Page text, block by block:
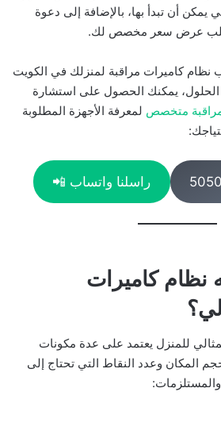
يمكن أن تبدأ بها، بالإضافة إلى دعوة
لطلب عرض سعر مخصص لك.
نظام كاميرات مراقبة لمنزلك في الكويت
الحلول، يمكنك الحصول على استشارة
متخصص لمعرفة الأجهزة المطلوبة
راسلنا واتساب 📲
نظام كاميرات
للمنزل يعتمد على عدة مكونات
المكان وعدد النقاط التي تحتاج إلى
والمستلزمات: